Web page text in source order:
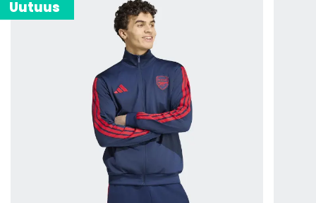
Uutuus